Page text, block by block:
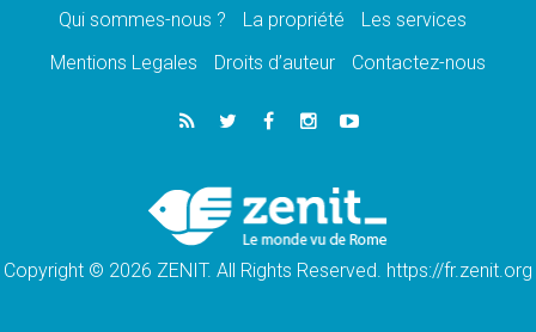
message de paix et de dignité humaine»
«La visite du Pape en Uruguay renforcera
05.08.2026
Le nonce en Ukraine: «Il est inquiétant
Léon XIV au Pérou, une lueur d'espoir pour
un peuple en quête de paix
Qui sommes-nous ? La propriété
Les services
Mentions Legales
Droits d’auteur Contactez-nous
Copyright © 2026 ZENIT. All Rights Reserved. https://fr.zenit.org